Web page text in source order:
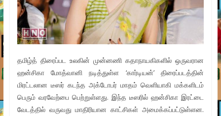
தமிழ்த் திரைப்பட உலகின் முன்னணி கதாநாயகிகளில் ஒருவரான
ஹன்சிகா மோத்வானி நடித்துள்ள ‘கார்டியன்’ திரைப்படத்தின்
மிரட்டலான டீஸர் கடந்த அக்டோபர் மாதம் வெளியாகி மக்களிடம்
பெரும் வரவேற்பை பெற்றுள்ளது. இந்த டீஸரில் ஹன்சிகா இரட்டை
வேடத்தில் வருவது மாதிரியான காட்சிகள் அமைக்கப்பட்டுள்ளன.